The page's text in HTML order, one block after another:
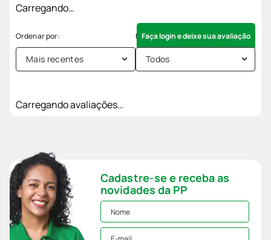
Carregando…
Faça login e deixe sua avaliação
Mais recentes Todos
Carregando avaliações…
Cadastre-se e receba as
novidades da PP